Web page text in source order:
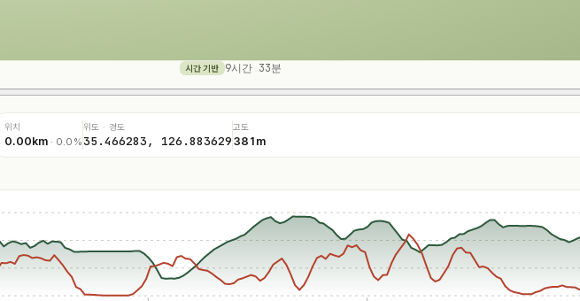
시간 기반 9시간 33분
위치
0.00km · 0.0%
위도 · 경도
35.466283, 126.883629
고도
381m